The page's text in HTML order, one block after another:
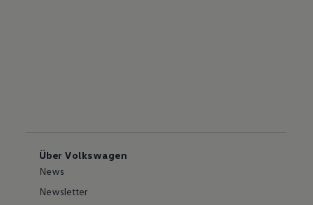
Über Volkswagen
News
Newsletter